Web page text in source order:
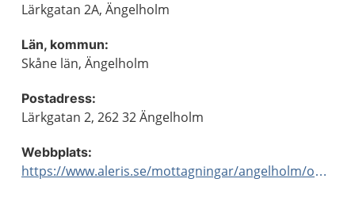
Lärkgatan 2A, Ängelholm
Län, kommun:
Skåne län, Ängelholm
Postadress:
Lärkgatan 2, 262 32 Ängelholm
Webbplats:
https://www.aleris.se/mottagningar/angelholm/ogon/